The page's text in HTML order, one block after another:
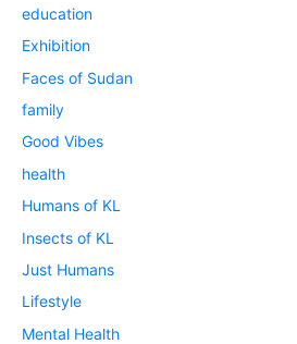
education
Exhibition
Faces of Sudan
family
Good Vibes
health
Humans of KL
Insects of KL
Just Humans
Lifestyle
Mental Health